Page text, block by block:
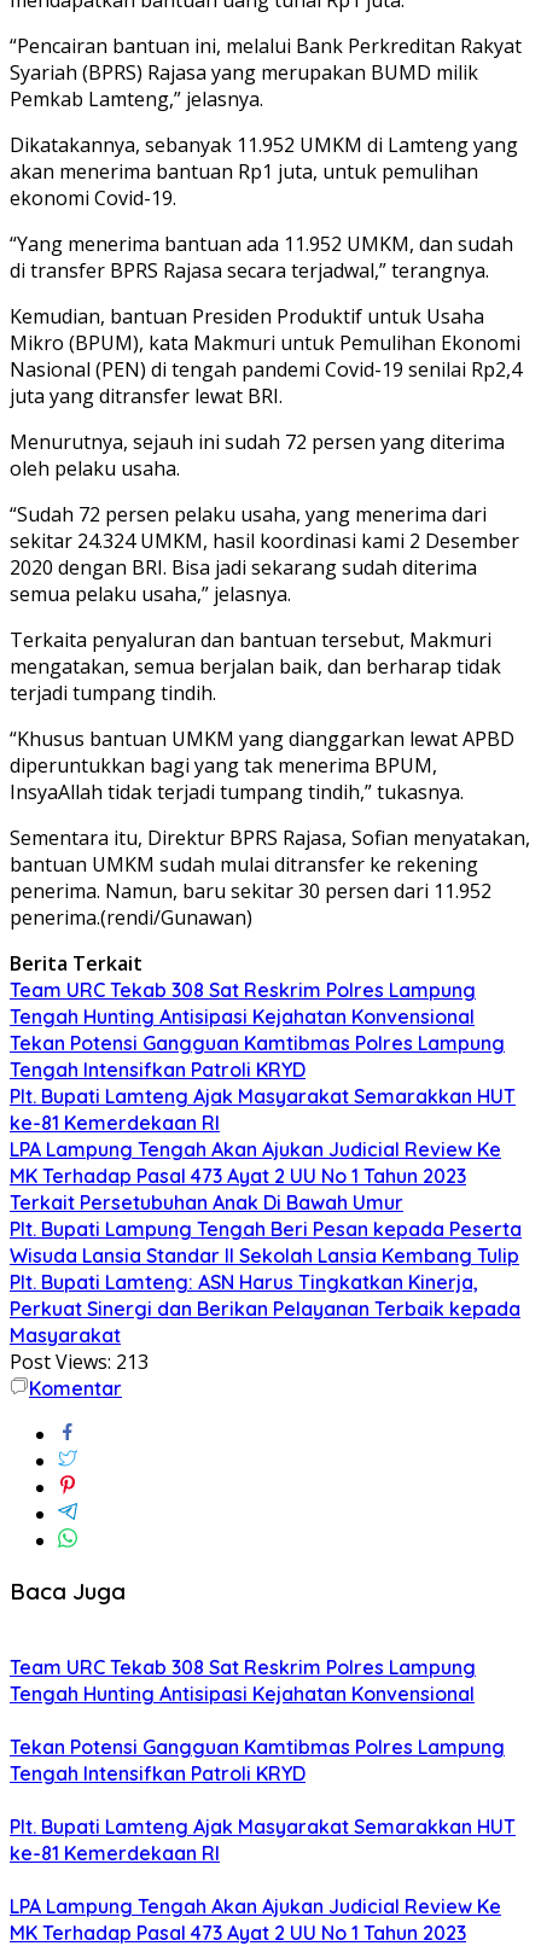
“Pencairan bantuan ini, melalui Bank Perkreditan Rakyat
Syariah (BPRS) Rajasa yang merupakan BUMD milik
Pemkab Lamteng,” jelasnya.
Dikatakannya, sebanyak 11.952 UMKM di Lamteng yang
akan menerima bantuan Rp1 juta, untuk pemulihan
ekonomi Covid-19.
“Yang menerima bantuan ada 11.952 UMKM, dan sudah
di transfer BPRS Rajasa secara terjadwal,” terangnya.
Kemudian, bantuan Presiden Produktif untuk Usaha
Mikro (BPUM), kata Makmuri untuk Pemulihan Ekonomi
Nasional (PEN) di tengah pandemi Covid-19 senilai Rp2,4
juta yang ditransfer lewat BRI.
Menurutnya, sejauh ini sudah 72 persen yang diterima
oleh pelaku usaha.
“Sudah 72 persen pelaku usaha, yang menerima dari
sekitar 24.324 UMKM, hasil koordinasi kami 2 Desember
2020 dengan BRI. Bisa jadi sekarang sudah diterima
semua pelaku usaha,” jelasnya.
Terkaita penyaluran dan bantuan tersebut, Makmuri
mengatakan, semua berjalan baik, dan berharap tidak
terjadi tumpang tindih.
“Khusus bantuan UMKM yang dianggarkan lewat APBD
diperuntukkan bagi yang tak menerima BPUM,
InsyaAllah tidak terjadi tumpang tindih,” tukasnya.
Sementara itu, Direktur BPRS Rajasa, Sofian menyatakan,
bantuan UMKM sudah mulai ditransfer ke rekening
penerima. Namun, baru sekitar 30 persen dari 11.952
penerima.(rendi/Gunawan)
Berita Terkait
Team URC Tekab 308 Sat Reskrim Polres Lampung
Tengah Hunting Antisipasi Kejahatan Konvensional
Tekan Potensi Gangguan Kamtibmas Polres Lampung
Tengah Intensifkan Patroli KRYD
Plt. Bupati Lamteng Ajak Masyarakat Semarakkan HUT
ke-81 Kemerdekaan RI
LPA Lampung Tengah Akan Ajukan Judicial Review Ke
MK Terhadap Pasal 473 Ayat 2 UU No 1 Tahun 2023
Terkait Persetubuhan Anak Di Bawah Umur
Plt. Bupati Lampung Tengah Beri Pesan kepada Peserta
Wisuda Lansia Standar II Sekolah Lansia Kembang Tulip
Plt. Bupati Lamteng: ASN Harus Tingkatkan Kinerja,
Perkuat Sinergi dan Berikan Pelayanan Terbaik kepada
Masyarakat
Post Views: 213
Komentar
Baca Juga
Team URC Tekab 308 Sat Reskrim Polres Lampung
Tengah Hunting Antisipasi Kejahatan Konvensional
Tekan Potensi Gangguan Kamtibmas Polres Lampung
Tengah Intensifkan Patroli KRYD
Plt. Bupati Lamteng Ajak Masyarakat Semarakkan HUT
ke-81 Kemerdekaan RI
LPA Lampung Tengah Akan Ajukan Judicial Review Ke
MK Terhadap Pasal 473 Ayat 2 UU No 1 Tahun 2023